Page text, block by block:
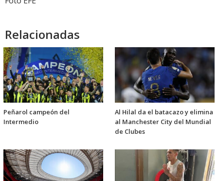
Relacionadas
Peñarol campeón del
Intermedio
Al Hilal da el batacazo y elimina
al Manchester City del Mundial
de Clubes